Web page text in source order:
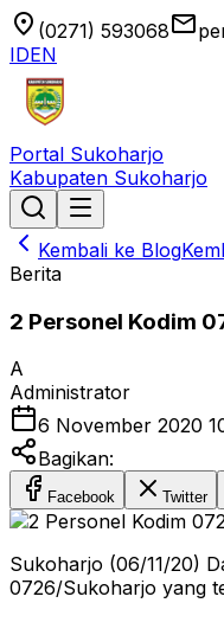
location_on (0271) 593068email
IDEN
Portal Sukoharjo
Kabupaten Sukoharjo
Kembali ke Blog
Berita
2 Personel Kodim
A
Administrator
6 November 2020
Bagikan:
Facebook Twitter
Sukoharjo (06/11/20)
0726/Sukoharjo yang